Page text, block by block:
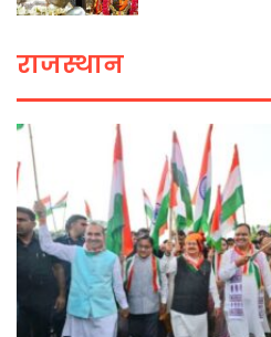
राजस्थान